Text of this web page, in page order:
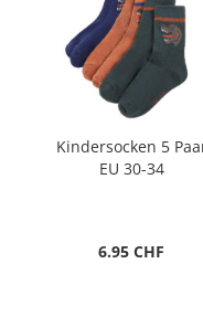
Kindersocken 5
EU 30-34
6.95 CHF